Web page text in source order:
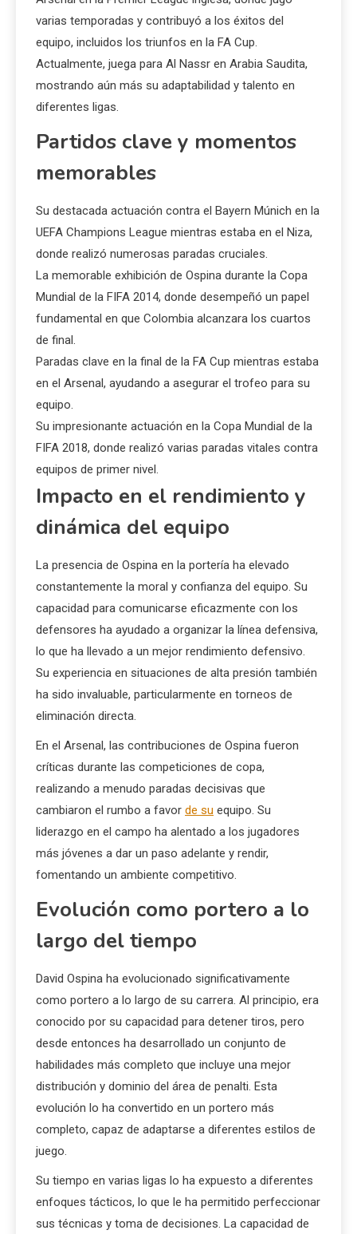
varias temporadas y contribuyó a los éxitos del
equipo, incluidos los triunfos en la FA Cup.
Actualmente, juega para Al Nassr en Arabia Saudita,
mostrando aún más su adaptabilidad y talento en
diferentes ligas.
Partidos clave y momentos
memorables
Su destacada actuación contra el Bayern Múnich en la
UEFA Champions League mientras estaba en el Niza,
donde realizó numerosas paradas cruciales.
La memorable exhibición de Ospina durante la Copa
Mundial de la FIFA 2014, donde desempeñó un papel
fundamental en que Colombia alcanzara los cuartos
de final.
Paradas clave en la final de la FA Cup mientras estaba
en el Arsenal, ayudando a asegurar el trofeo para su
equipo.
Su impresionante actuación en la Copa Mundial de la
FIFA 2018, donde realizó varias paradas vitales contra
equipos de primer nivel.
Impacto en el rendimiento y
dinámica del equipo
La presencia de Ospina en la portería ha elevado
constantemente la moral y confianza del equipo. Su
capacidad para comunicarse eficazmente con los
defensores ha ayudado a organizar la línea defensiva,
lo que ha llevado a un mejor rendimiento defensivo.
Su experiencia en situaciones de alta presión también
ha sido invaluable, particularmente en torneos de
eliminación directa.
En el Arsenal, las contribuciones de Ospina fueron
críticas durante las competiciones de copa,
realizando a menudo paradas decisivas que
cambiaron el rumbo a favor de su equipo. Su
liderazgo en el campo ha alentado a los jugadores
más jóvenes a dar un paso adelante y rendir,
fomentando un ambiente competitivo.
Evolución como portero a lo
largo del tiempo
David Ospina ha evolucionado significativamente
como portero a lo largo de su carrera. Al principio, era
conocido por su capacidad para detener tiros, pero
desde entonces ha desarrollado un conjunto de
habilidades más completo que incluye una mejor
distribución y dominio del área de penalti. Esta
evolución lo ha convertido en un portero más
completo, capaz de adaptarse a diferentes estilos de
juego.
Su tiempo en varias ligas lo ha expuesto a diferentes
enfoques tácticos, lo que le ha permitido perfeccionar
sus técnicas y toma de decisiones. La capacidad de